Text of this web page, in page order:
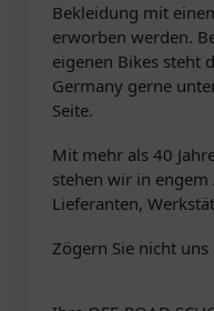
Bekleidung mit
erworben werden.
eigenen Bikes steht
Germany gerne
Seite.
Mit mehr als 40
stehen wir in engem
Lieferanten,
Zögern Sie nicht uns